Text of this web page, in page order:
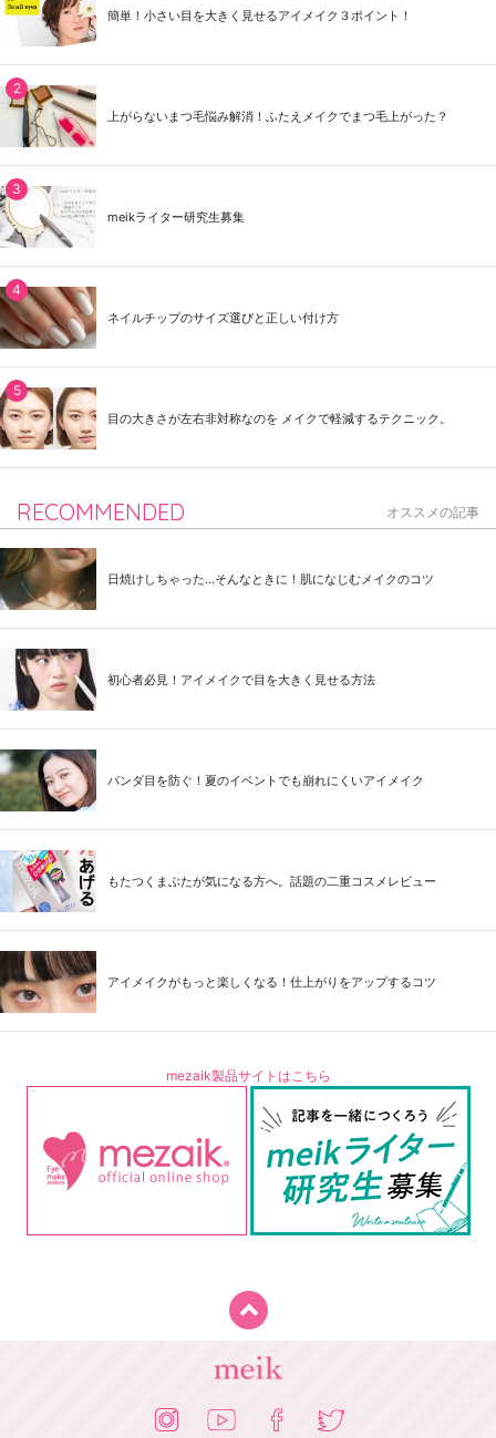
簡単！小さい目を大きく見せるアイメイク３ポイント！
上がらないまつ毛悩み解消！ふたえメイクでまつ毛上がった？
meikライター研究生募集
ネイルチップのサイズ選びと正しい付け方
目の大きさが左右非対称なのを メイクで軽減するテクニック。
RECOMMENDED オススメの記事
日焼けしちゃった...そんなときに！肌になじむメイクのコツ
初心者必見！アイメイクで目を大きく見せる方法
パンダ目を防ぐ！夏のイベントでも崩れにくいアイメイク
もたつくまぶたが気になる方へ。話題の二重コスメレビュー
アイメイクがもっと楽しくなる！仕上がりをアップするコツ
mezaik製品サイトはこちら